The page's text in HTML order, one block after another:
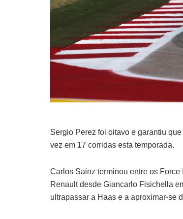
Sergio Perez foi oitavo e garantiu
vez em 17 corridas esta temporada.
Carlos Sainz terminou entre os
Renault desde Giancarlo Fisichella
ultrapassar a Haas e a aproximar-se